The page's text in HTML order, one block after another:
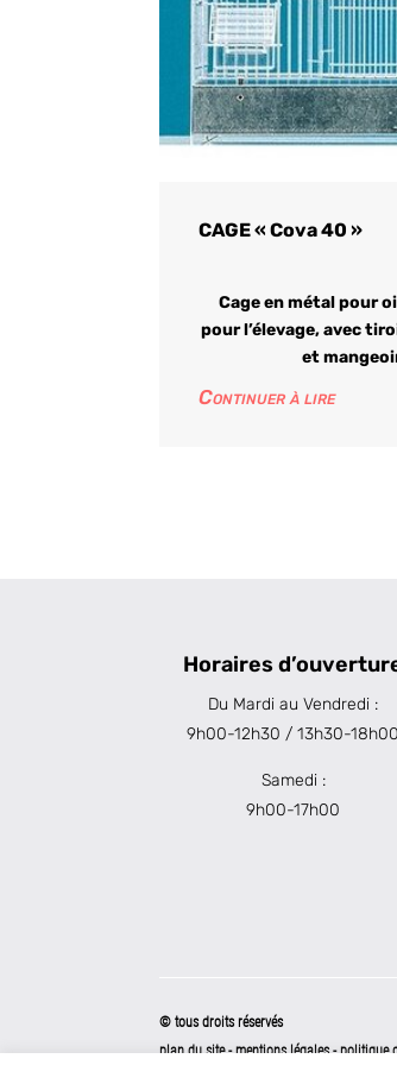
CAGE « Cova 40 »
Cage en métal pour
pour l’élevage, avec
et
Continuer à lire
Horaires
Du Mardi au Vendredi :
9h00-12h30 / 13h30-18h00
Samedi :
9h00-17h00
© tous droits réservés
plan du site-mentions légales-politique